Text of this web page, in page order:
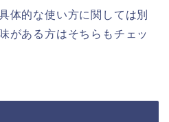
体的な使い方に関しては別
がある方はそちらもチェッ